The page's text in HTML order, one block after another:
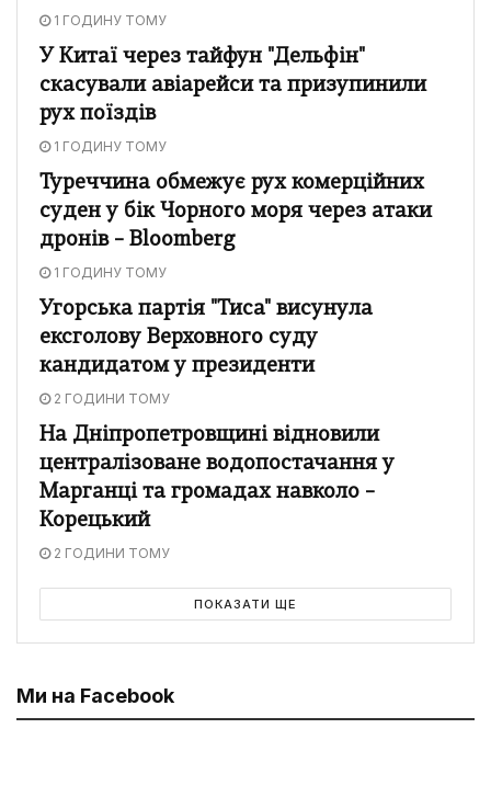
1 ГОДИНУ ТОМУ
У Китаї через тайфун "Дельфін"
скасували авіарейси та призупинили
рух поїздів
1 ГОДИНУ ТОМУ
Туреччина обмежує рух комерційних
суден у бік Чорного моря через атаки
дронів – Bloomberg
1 ГОДИНУ ТОМУ
Угорська партія "Тиса" висунула
ексголову Верховного суду
кандидатом у президенти
2 ГОДИНИ ТОМУ
На Дніпропетровщині відновили
централізоване водопостачання у
Марганці та громадах навколо –
Корецький
2 ГОДИНИ ТОМУ
ПОКАЗАТИ ЩЕ
Ми на Facebook